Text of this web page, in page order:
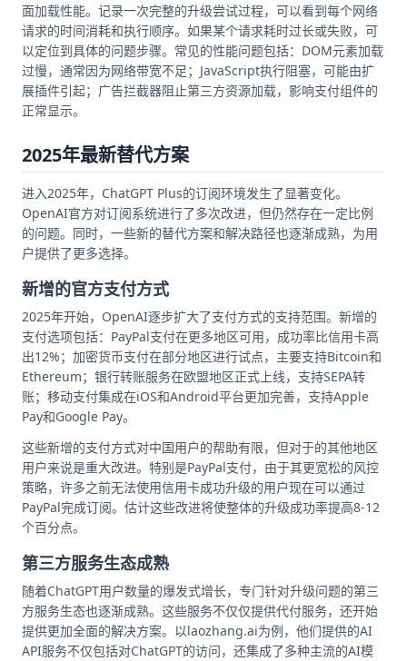
面加载性能。记录一次完整的升级尝试过程，可以看到每个网络
请求的时间消耗和执行顺序。如果某个请求耗时过长或失败，可
以定位到具体的问题步骤。常见的性能问题包括：DOM元素加载
过慢，通常因为网络带宽不足；JavaScript执行阻塞，可能由扩
展插件引起；广告拦截器阻止第三方资源加载，影响支付组件的
正常显示。
2025年最新替代方案
进入2025年，ChatGPT Plus的订阅环境发生了显著变化。
OpenAI官方对订阅系统进行了多次改进，但仍然存在一定比例
的问题。同时，一些新的替代方案和解决路径也逐渐成熟，为用
户提供了更多选择。
新增的官方支付方式
2025年开始，OpenAI逐步扩大了支付方式的支持范围。新增的
支付选项包括：PayPal支付在更多地区可用，成功率比信用卡高
出12%；加密货币支付在部分地区进行试点，主要支持Bitcoin和
Ethereum；银行转账服务在欧盟地区正式上线，支持SEPA转
账；移动支付集成在iOS和Android平台更加完善，支持Apple
Pay和Google Pay。
这些新增的支付方式对中国用户的帮助有限，但对于的其他地区
用户来说是重大改进。特别是PayPal支付，由于其更宽松的风控
策略，许多之前无法使用信用卡成功升级的用户现在可以通过
PayPal完成订阅。估计这些改进将使整体的升级成功率提高8-12
个百分点。
第三方服务生态成熟
随着ChatGPT用户数量的爆发式增长，专门针对升级问题的第三
方服务生态也逐渐成熟。这些服务不仅仅提供代付服务，还开始
提供更加全面的解决方案。以laozhang.ai为例，他们提供的AI
API服务不仅包括对ChatGPT的访问，还集成了多种主流的AI模